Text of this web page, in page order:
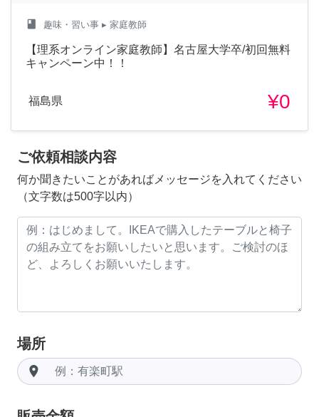
class 趣味・習い事 ▸ 家庭教師
【理系オンライン家庭教師】名古屋大学卒/初回無料
キャンペーン中！！
福島県 ¥0
ご依頼相談内容
何か聞きたいことがあればメッセージを入れてください
（文字数は500字以内）
場所
room